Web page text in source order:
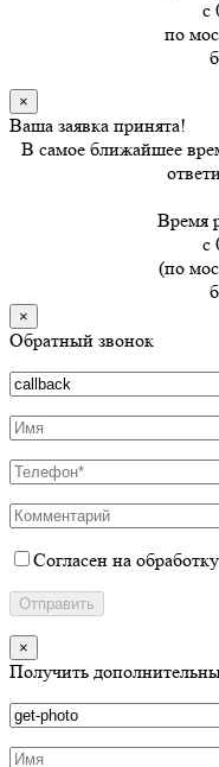
с
по
×
Ваша заявка принята!
В самое ближайшее
Время
с
(по
×
Обратный звонок
Согласен на
×
Получить